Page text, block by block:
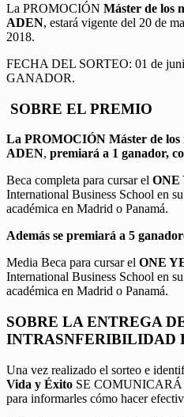
La PROMOCIÓN Máster de los
ADEN, estará vigente del 20 de
2018.
FECHA DEL SORTEO: 01 de
GANADOR.
SOBRE EL PREMIO
La PROMOCIÓN Máster de
ADEN, premiará a 1 ganador,
Beca completa para cursar el ONE
International Business School en
académica en Madrid o Panamá.
Además se premiará a 5
Media Beca para cursar el ONE
International Business School en
académica en Madrid o Panamá.
SOBRE LA ENTREGA
INTRASNFERIBILIDAD
Una vez realizado el sorteo e
Vida y Éxito SE
para informarles cómo hacer